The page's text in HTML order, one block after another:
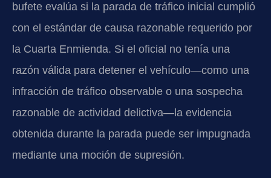
bufete evalúa si la parada de tráfico inicial cumplió
con el estándar de causa razonable requerido por
la Cuarta Enmienda. Si el oficial no tenía una
razón válida para detener el vehículo—como una
infracción de tráfico observable o una sospecha
razonable de actividad delictiva—la evidencia
obtenida durante la parada puede ser impugnada
mediante una moción de supresión.